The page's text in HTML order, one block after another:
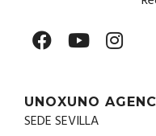
UNOXUNO
SEDE SEVILLA